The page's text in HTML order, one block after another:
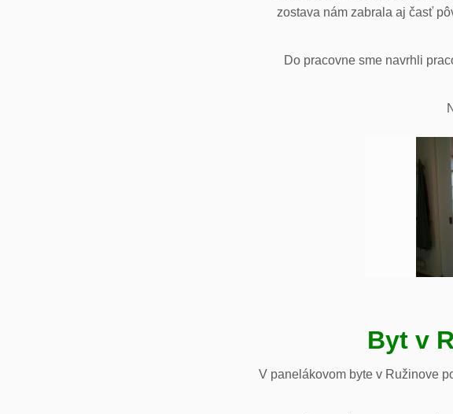
zostava nám zabrala aj časť
Do pracovne sme navrhli
Byt v
V panelákovom byte v Ružinove